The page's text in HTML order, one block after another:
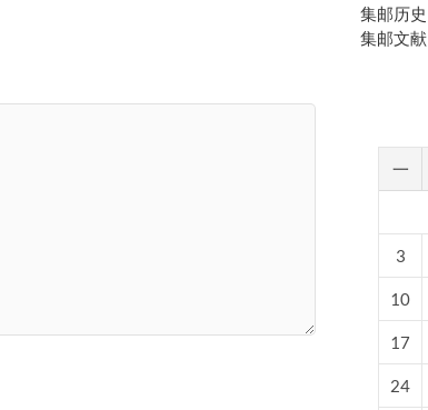
集邮历史
集邮文献
一
3
10
17
24